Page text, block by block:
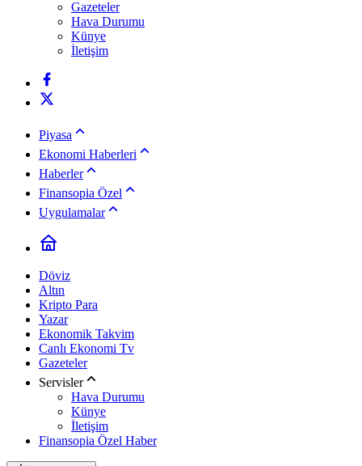
Gazeteler
Hava Durumu
Künye
İletişim
Piyasa
Ekonomi Haberleri
Haberler
Finansopia Özel
Uygulamalar
Döviz
Altın
Kripto Para
Yazar
Ekonomik Takvim
Canlı Ekonomi Tv
Gazeteler
Servisler
Hava Durumu
Künye
İletişim
Finansopia Özel Haber